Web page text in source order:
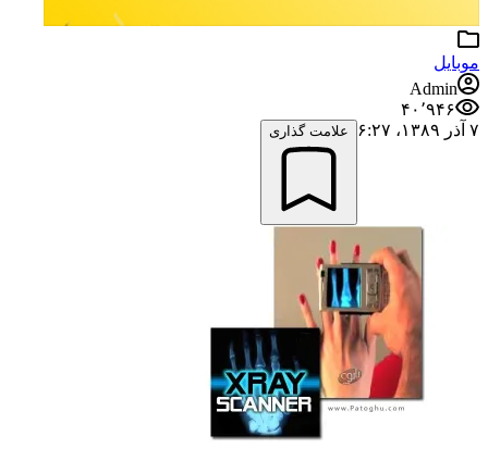
موبایل
Admin
۴۰٬۹۴۶
۷ آذر ۱۳۸۹،‏ ۶:۲۷
علامت گذاری